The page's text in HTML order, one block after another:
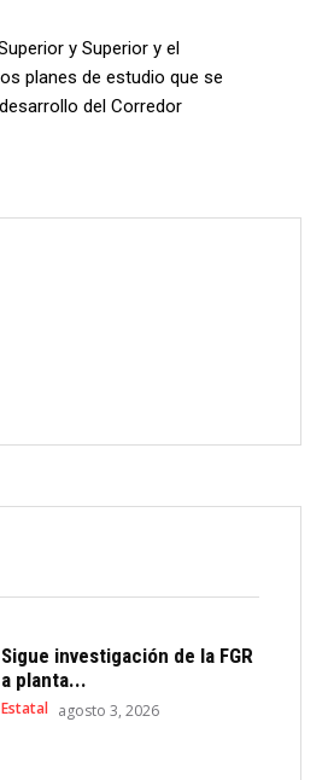
y Superior y el
planes de estudio que se
del Corredor
Sigue investigación de la FGR
a planta...
Estatal agosto 3, 2026